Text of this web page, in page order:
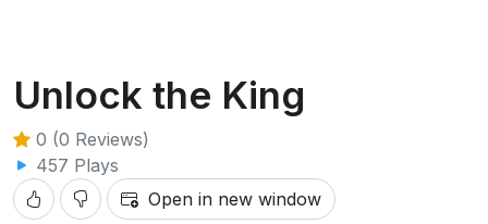
Unlock the King
0 (0 Reviews)
457 Plays
Open in new window